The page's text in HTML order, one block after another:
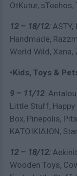
OtKutur,
12 – 18/12:
Handmade,
World Wild, Xana,
•Kids, Toys &
9 – 11/12:
Little Stuff, Happy
Box, Pinepolis,
ΚΑΤΟΙΚΙΔΙΩΝ,
12 – 18/12:
Wooden Toys,